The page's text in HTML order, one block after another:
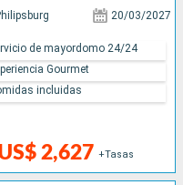
20/03/2027
2,627 +Tasas
de mayordomo 24/24
Gourmet
incluidas